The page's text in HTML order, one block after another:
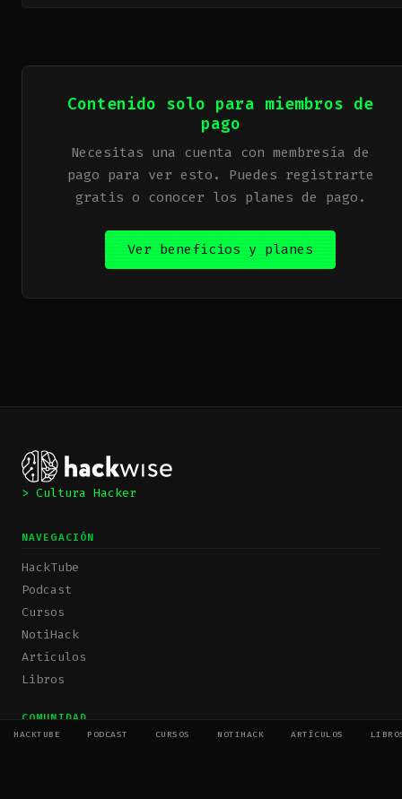
HACKTUBE PODCAST CURSOS NOTIHACK ARTÍCULOS
Contenido solo para miembros de
pago
Necesitas una cuenta con membresía de
pago para ver esto. Puedes registrarte
gratis o conocer los planes de pago.
Ver beneficios y planes
> Cultura Hacker
NAVEGACIÓN
HackTube
Podcast
Cursos
NotiHack
Artículos
Libros
COMUNIDAD